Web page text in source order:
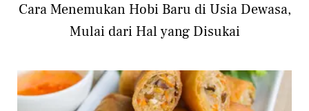
Cara Menemukan Hobi Baru di Usia Dewasa,
Mulai dari Hal yang Disukai